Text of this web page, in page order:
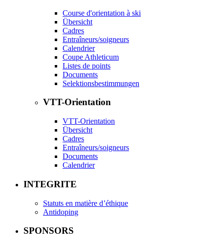
Course d'orientation à ski
Übersicht
Cadres
Entraîneurs/soigneurs
Calendrier
Coupe Athleticum
Listes de points
Documents
Selektionsbestimmungen
VTT-Orientation
VTT-Orientation
Übersicht
Cadres
Entraîneurs/soigneurs
Documents
Calendrier
INTEGRITE
Statuts en matière d’éthique
Antidoping
SPONSORS